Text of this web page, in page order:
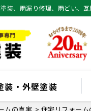
装、雨漏り修理、雨どい、
装・外壁塗装